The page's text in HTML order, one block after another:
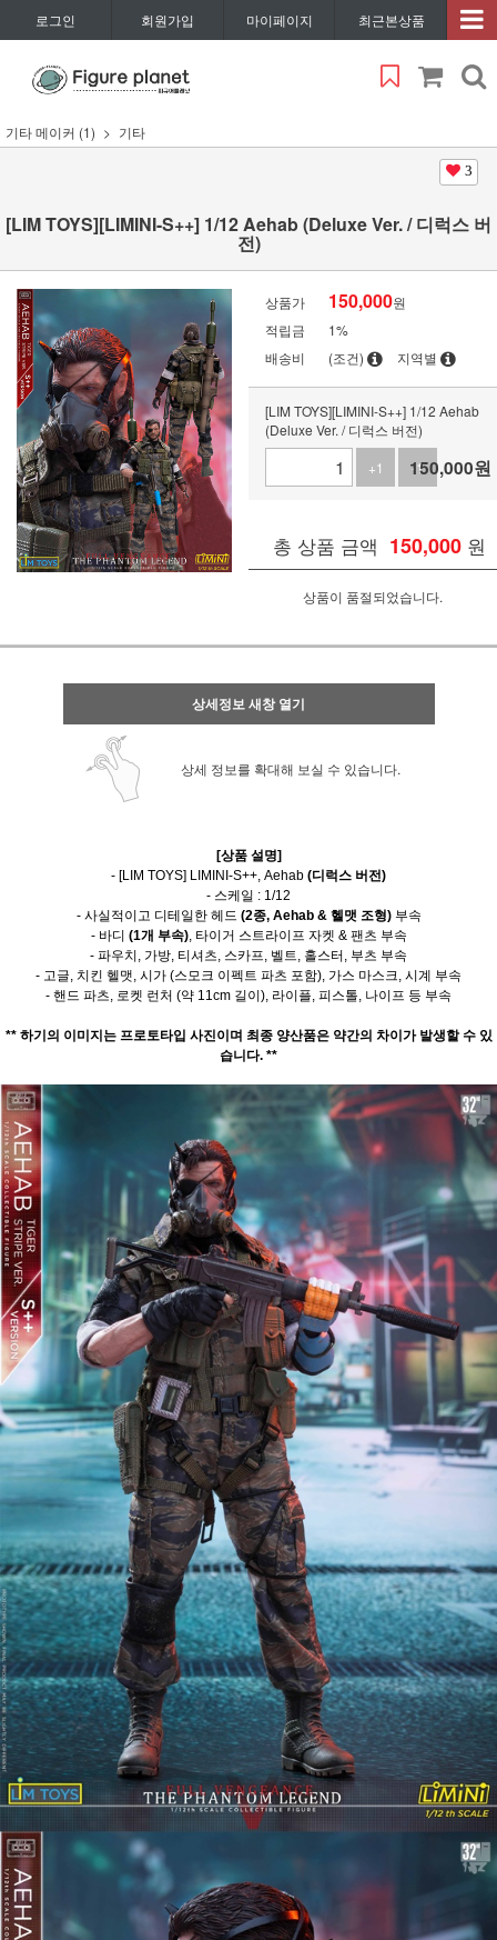
로그인 회원가입 마이페이지 최근본상품
기타 메이커 (1) 기타
3
[LIM TOYS][LIMINI-S++] 1/12 Aehab (Deluxe Ver. / 디럭스 버
전)
상품가 150,000원
적립금
1%
배송비
(조건) 지역별
[LIM TOYS][LIMINI-S++] 1/12 Aehab
(Deluxe Ver. / 디럭스 버전)
+1
-1
150,000원
총 상품 금액 150,000 원
상품이 품절되었습니다.
상세정보 새창 열기
상세 정보를 확대해 보실 수 있습니다.
[상품 설명]
- [LIM TOYS] LIMINI-S++, Aehab (디럭스 버전)
- 스케일 : 1/12
- 사실적이고 디테일한 헤드 (2종, Aehab & 헬맷 조형)부속
- 바디 (1개 부속), 타이거 스트라이프 자켓 & 팬츠 부속
- 파우치, 가방, 티셔츠, 스카프, 벨트, 홀스터, 부츠 부속
- 고글, 치킨 헬맷, 시가 (스모크 이펙트 파츠 포함), 가스 마스크, 시계 부속
- 핸드 파츠, 로켓 런처 (약 11cm 길이), 라이플, 피스톨, 나이프 등 부속
** 하기의 이미지는 프로토타입 사진이며 최종 양산품은 약간의 차이가 발생할 수 있
습니다. **